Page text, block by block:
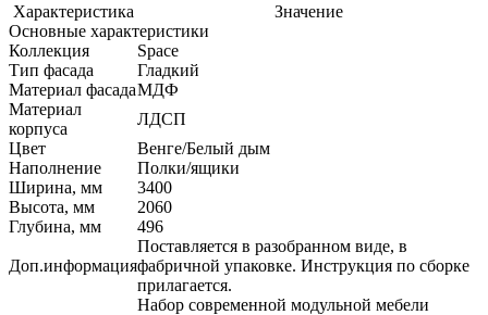
Характеристика
Значение
Основные характеристики
Коллекция
Space
Тип фасада
Гладкий
Материал фасадаМДФ
Материал
корпуса
ЛДСП
Цвет
Венге/Белый дым
Наполнение
Полки/ящики
Ширина, мм
3400
Высота, мм
2060
Глубина, мм
496
Доп.информация
Поставляется в разобранном виде, в
фабричной упаковке. Инструкция по сборке
прилагается.
Набор современной модульной мебели